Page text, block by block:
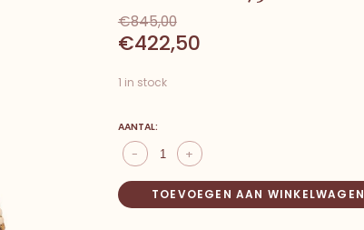
€845,00
€422,50
1 in stock
AANTAL:
+
-
TOEVOEGEN AAN WINKELWAGEN